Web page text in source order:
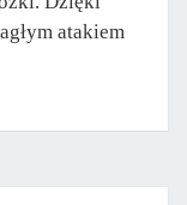
atakiem